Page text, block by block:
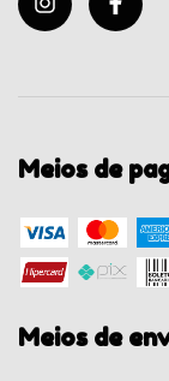
Meios de
Meios de